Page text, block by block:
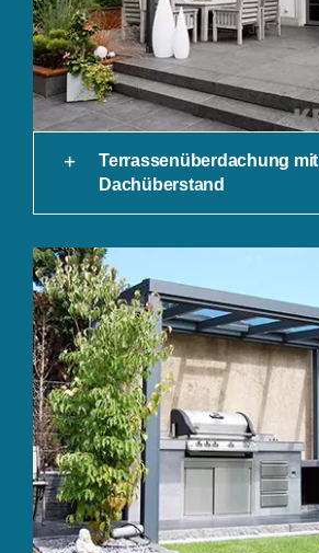
Terrassenüberdachung mit
Dachüberstand